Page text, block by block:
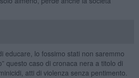
educare, lo fossimo stati non saremmo
questo caso di cronaca nera a titolo di
atti di violenza senza pentimento.